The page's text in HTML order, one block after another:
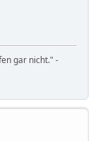
gar nicht." -